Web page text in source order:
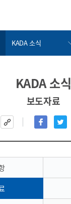
KADA 소식
KADA 소식
보도자료